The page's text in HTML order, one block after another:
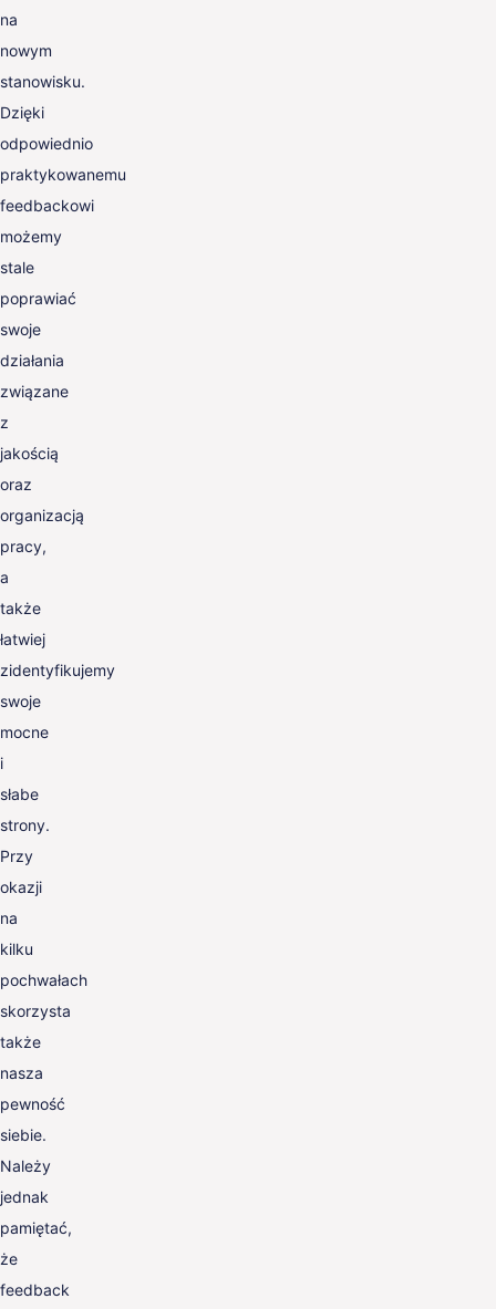
na
nowym
stanowisku.
Dzięki
odpowiednio
praktykowanemu
feedbackowi
możemy
stale
poprawiać
swoje
działania
związane
z
jakością
oraz
organizacją
pracy,
a
także
łatwiej
zidentyfikujemy
swoje
mocne
i
słabe
strony.
Przy
okazji
na
kilku
pochwałach
skorzysta
także
nasza
pewność
siebie.
Należy
jednak
pamiętać,
że
feedback